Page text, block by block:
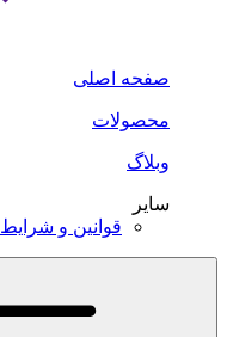
صفحه اصلی
محصولات
وبلاگ
سایر
قوانین و شرایط